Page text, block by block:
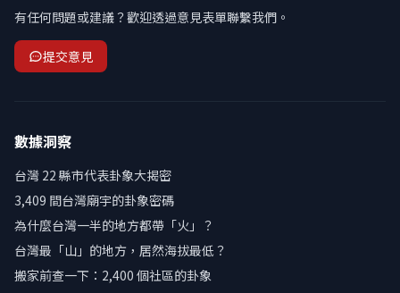
有任何問題或建議？歡迎透過意見表單聯繫我們。
提交意見
數據洞察
台灣 22 縣市代表卦象大揭密
3,409 間台灣廟宇的卦象密碼
為什麼台灣一半的地方都帶「火」？
台灣最「山」的地方，居然海拔最低？
搬家前查一下：2,400 個社區的卦象